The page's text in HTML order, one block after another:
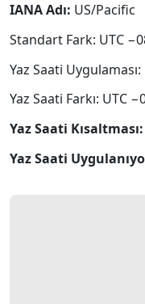
IANA Adı: US/Pacific
Standart Fark: UTC
Yaz Saati Uygulaması:
Yaz Saati Farkı: UTC
Yaz Saati Kısaltması:
Yaz Saati